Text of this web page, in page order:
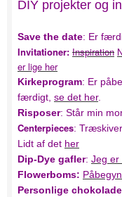
DIY projekter og
Save the date: Er
Invitationer: Inspiration
er lige her
Kirkeprogram: Er
færdigt, se det her.
Risposer: Står min
Centerpieces:
Lidt af det her
Dip-Dye gafler: Jeg er
Flowerboms:
Personlige